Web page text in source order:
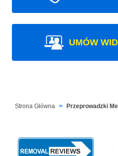
UMÓW
Strona Główna Przeprowadzki